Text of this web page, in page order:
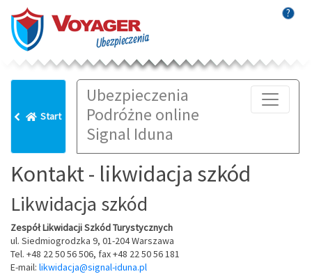
?
Start
Ubezpieczenia
Podróżne online
Signal Iduna
Kontakt - likwidacja szkód
Likwidacja szkód
Zespół Likwidacji Szkód Turystycznych
ul. Siedmiogrodzka 9, 01-204 Warszawa
Tel. +48 22 50 56 506, fax +48 22 50 56 181
E-mail: likwidacja@signal-iduna.pl